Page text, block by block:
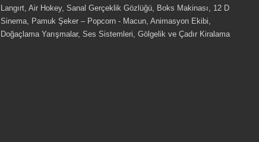
Langırt, Air Hokey, Sanal Gerçeklik Gözlüğü, Boks Makinası, 12 D
Sinema, Pamuk Şeker – Popcorn - Macun, Animasyon Ekibi,
Doğaçlama Yarışmalar, Ses Sistemleri, Gölgelik ve Çadır Kiralama